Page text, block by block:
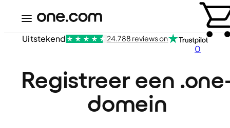
0
Uitstekend 24.788 reviews on
Registreer een
domein